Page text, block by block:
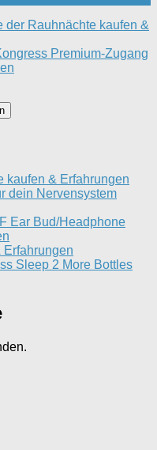
der Rauhnächte kaufen &
Premium-Zugang
kaufen & Erfahrungen
dein Nervensystem
Ear Bud/Headphone
Erfahrungen
Sleep 2 More Bottles